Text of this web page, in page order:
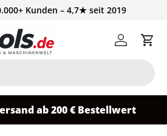
Kunden – 4,7★ seit 2019
Einloggen
ab 200 € Bestellwert